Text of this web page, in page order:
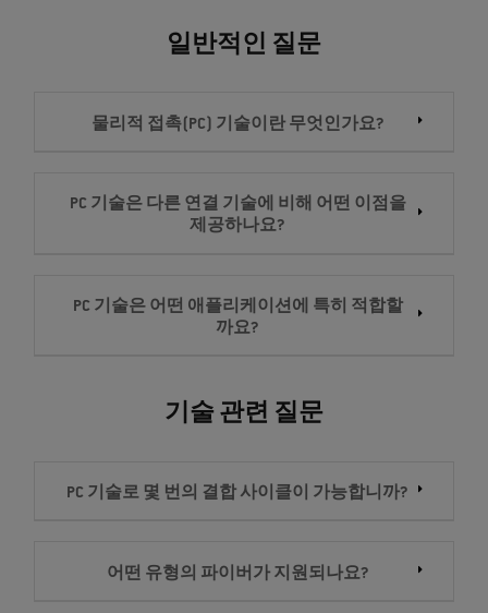
일반적인 질문
물리적 접촉(PC) 기술이란 무엇인가요?
PC 기술은 다른 연결 기술에 비해 어떤 이점을
제공하나요?
PC 기술은 어떤 애플리케이션에 특히 적합할
까요?
기술 관련 질문
PC 기술로 몇 번의 결합 사이클이 가능합니까?
어떤 유형의 파이버가 지원되나요?